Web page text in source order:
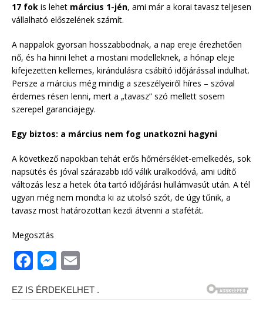
17 fok is lehet március 1-jén, ami már a korai tavasz teljesen
vállalható előszelének számít.
A nappalok gyorsan hosszabbodnak, a nap ereje érezhetően
nő, és ha hinni lehet a mostani modelleknek, a hónap eleje
kifejezetten kellemes, kirándulásra csábító időjárással indulhat.
Persze a március még mindig a szeszélyeiről híres – szóval
érdemes résen lenni, mert a „tavasz” szó mellett sosem
szerepel garanciajegy.
Egy biztos: a március nem fog unatkozni hagyni
A következő napokban tehát erős hőmérséklet-emelkedés, sok
napsütés és jóval szárazabb idő válik uralkodóvá, ami üdítő
változás lesz a hetek óta tartó időjárási hullámvasút után. A tél
ugyan még nem mondta ki az utolsó szót, de úgy tűnik, a
tavasz most határozottan kezdi átvenni a stafétát.
Megosztás
F
a
c
M
ssai